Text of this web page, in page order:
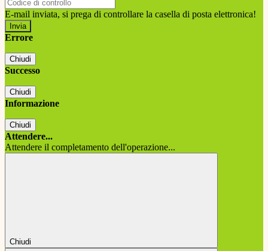
E-mail inviata, si prega di controllare la casella di posta elettronica!
Errore
Chiudi
Successo
Chiudi
Informazione
Chiudi
Attendere...
Attendere il completamento dell'operazione...
Chiudi